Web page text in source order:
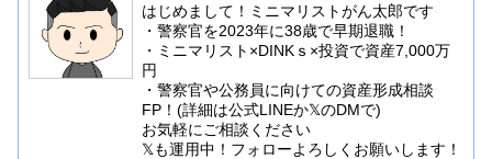
はじめまして！ミニマリストがん太郎です
・警察官を2023年に38歳で早期退職！
・ミニマリスト×DINKｓ×投資で資産7,000万
円
・警察官や公務員に向けての資産形成相談
FP！(詳細は公式LINEか𝕏のDMで)
お気軽にご相談ください
𝕏も運用中！フォローよろしくお願いします！